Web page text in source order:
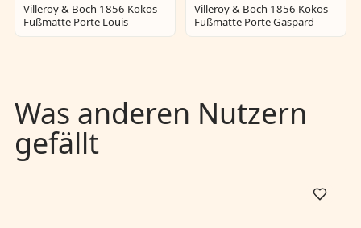
Villeroy & Boch 1856 Kokos
Fußmatte Porte Louis
Villeroy & Boch 1856 Kokos
Fußmatte Porte Gaspard
Was anderen Nutzern
gefällt